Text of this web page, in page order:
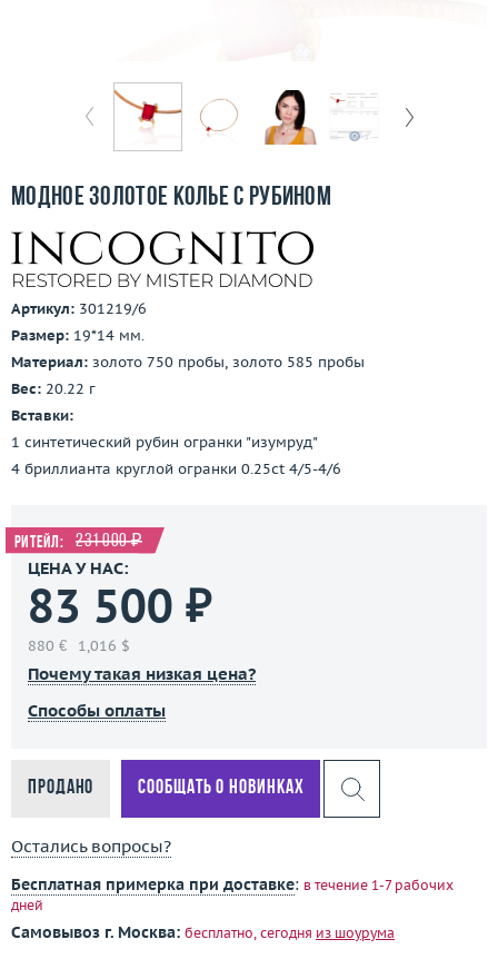
О компании
3D-тур по шоуруму
Модное золотое колье с рубином
Артикул: 301219/6
Размер: 19*14 мм.
Материал: золото 750 пробы, золото 585 пробы
Вес: 20.22 г
Вставки:
1 синтетический рубин огранки "изумруд"
4 бриллианта круглой огранки 0.25ct 4/5-4/6
Ритейл: 231 000 ₽
ЦЕНА У НАС:
83 500 ₽
880 € 1,016 $
Почему такая низкая цена?
Способы оплаты
Продано Сообщать о новинках
Остались вопросы?
Бесплатная примерка при доставке: в течение 1-7 рабочих
дней
Самовывоз г. Москва: бесплатно, сегодня из шоурума